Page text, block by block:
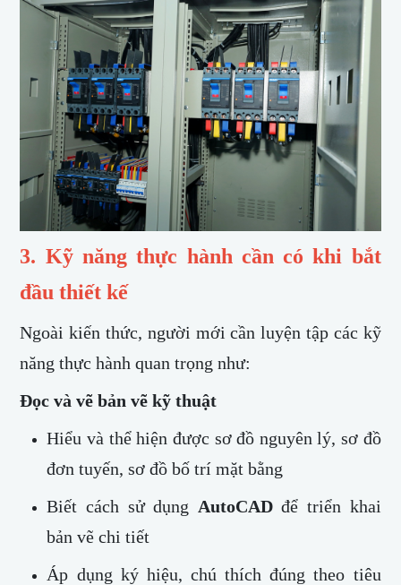
3. Kỹ năng thực hành cần có khi bắt
đầu thiết kế
Ngoài kiến thức, người mới cần luyện tập các kỹ
năng thực hành quan trọng như:
Đọc và vẽ bản vẽ kỹ thuật
Hiểu và thể hiện được sơ đồ nguyên lý, sơ đồ
đơn tuyến, sơ đồ bố trí mặt bằng
Biết cách sử dụng AutoCADđể triển khai
bản vẽ chi tiết
Áp dụng ký hiệu, chú thích đúng theo tiêu